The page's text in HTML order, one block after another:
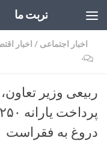
تربت ما
اخبار اجتماعی / اخبار
۰
ربیعی وزیر
دروغ به فقراست